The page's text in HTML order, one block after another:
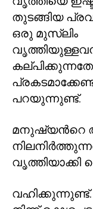
തുടങ്ങിയ
ഒരു മുസ്ലിം
പറയുന്നുണ്ട്.
മനുഷ്യൻറെ
വൃത്തിയാക്കി